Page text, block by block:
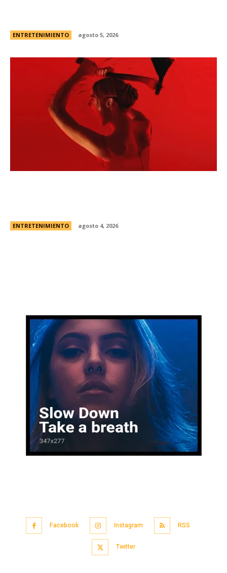
ENTRETENIMIENTO agosto 5, 2026
ENTRETENIMIENTO agosto 4, 2026
Facebook Instagram RSS
Twitter